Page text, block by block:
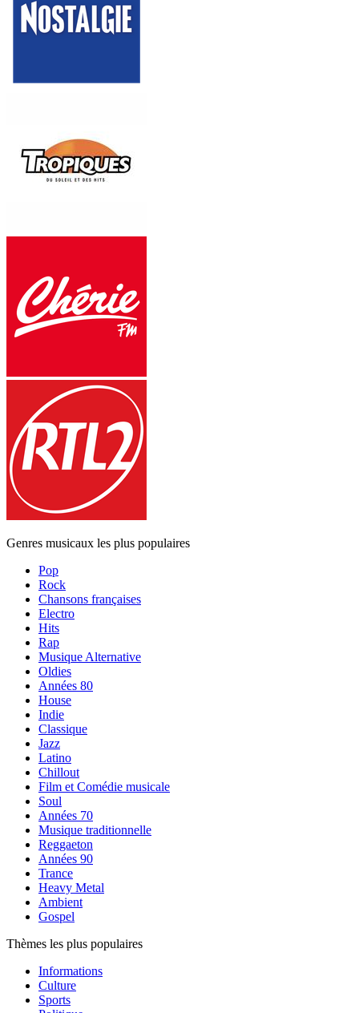
Genres musicaux les plus populaires
Pop
Rock
Chansons françaises
Electro
Hits
Rap
Musique Alternative
Oldies
Années 80
House
Indie
Classique
Jazz
Latino
Chillout
Film et Comédie musicale
Soul
Années 70
Musique traditionnelle
Reggaeton
Années 90
Trance
Heavy Metal
Ambient
Gospel
Thèmes les plus populaires
Informations
Culture
Sports